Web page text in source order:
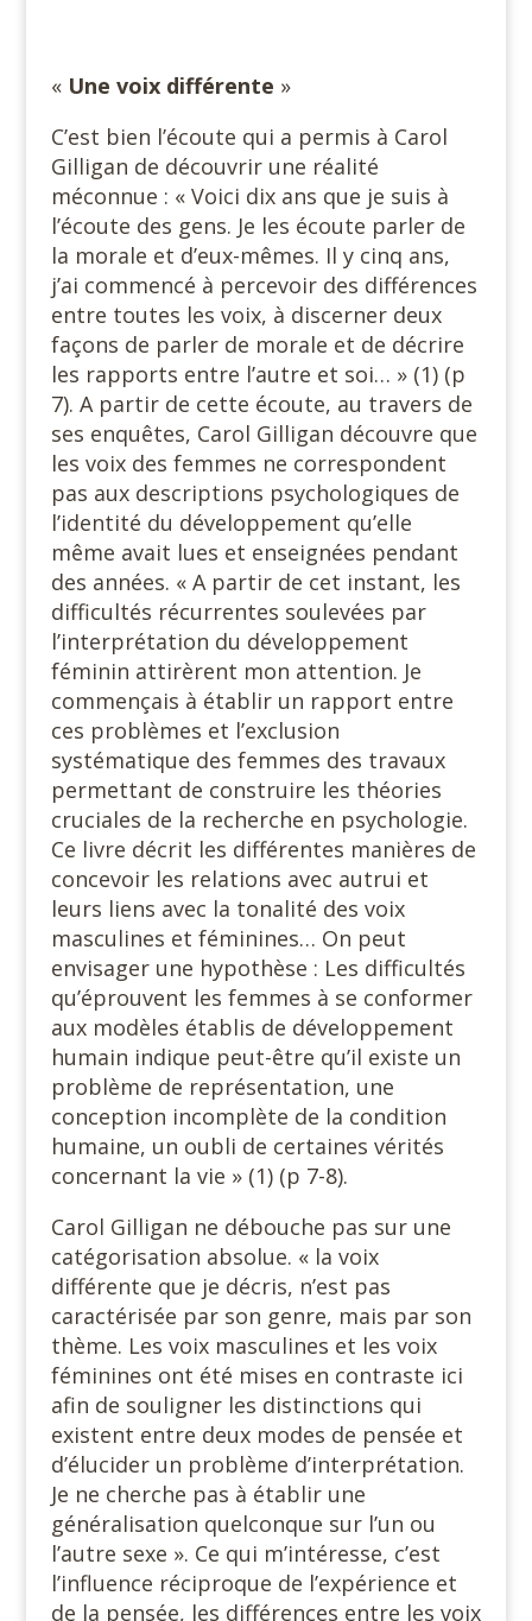
« Une voix différente »
C’est bien l’écoute qui a permis à Carol
Gilligan de découvrir une réalité
méconnue : « Voici dix ans que je suis à
l’écoute des gens. Je les écoute parler de
la morale et d’eux-mêmes. Il y cinq ans,
j’ai commencé à percevoir des différences
entre toutes les voix, à discerner deux
façons de parler de morale et de décrire
les rapports entre l’autre et soi… » (1) (p
7). A partir de cette écoute, au travers de
ses enquêtes, Carol Gilligan découvre que
les voix des femmes ne correspondent
pas aux descriptions psychologiques de
l’identité du développement qu’elle
même avait lues et enseignées pendant
des années. « A partir de cet instant, les
difficultés récurrentes soulevées par
l’interprétation du développement
féminin attirèrent mon attention. Je
commençais à établir un rapport entre
ces problèmes et l’exclusion
systématique des femmes des travaux
permettant de construire les théories
cruciales de la recherche en psychologie.
Ce livre décrit les différentes manières de
concevoir les relations avec autrui et
leurs liens avec la tonalité des voix
masculines et féminines… On peut
envisager une hypothèse : Les difficultés
qu’éprouvent les femmes à se conformer
aux modèles établis de développement
humain indique peut-être qu’il existe un
problème de représentation, une
conception incomplète de la condition
humaine, un oubli de certaines vérités
concernant la vie » (1) (p 7-8).
Carol Gilligan ne débouche pas sur une
catégorisation absolue. « la voix
différente que je décris, n’est pas
caractérisée par son genre, mais par son
thème. Les voix masculines et les voix
féminines ont été mises en contraste ici
afin de souligner les distinctions qui
existent entre deux modes de pensée et
d’élucider un problème d’interprétation.
Je ne cherche pas à établir une
généralisation quelconque sur l’un ou
l’autre sexe ». Ce qui m’intéresse, c’est
l’influence réciproque de l’expérience et
de la pensée, les différences entre les voix